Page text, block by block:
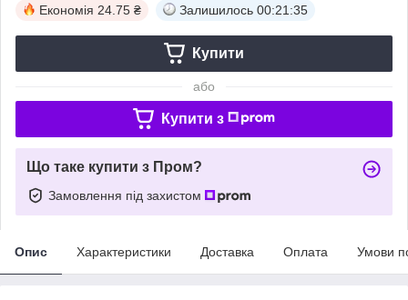
Економія 24.75 ₴ Залишилось 00:21:35
Купити
або
Купити з
Що таке купити з Пром?
Замовлення під захистом
Опис Характеристики Доставка Оплата Умови